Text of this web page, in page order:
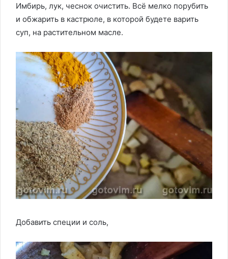
Имбирь, лук, чеснок очистить. Всё мелко порубить
и обжарить в кастрюле, в которой будете варить
суп, на растительном масле.
Добавить специи и соль,